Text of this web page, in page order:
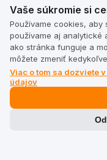
Vaše súkromie si
Používame cookies, aby
používame aj analytické
ako stránka funguje a
môžete zmeniť
Viac o tom sa dozviete
údajov